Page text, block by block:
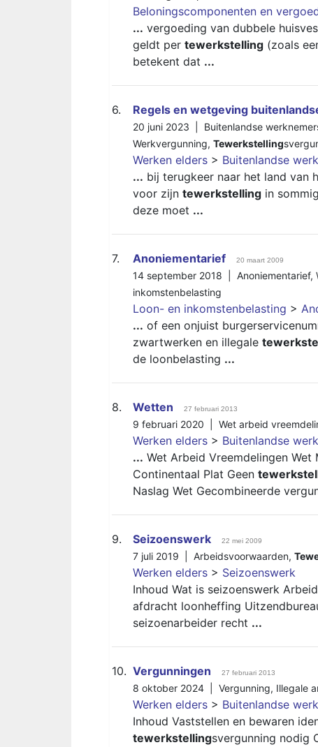
Beloningscomponenten en
... vergoeding van dubbele
geldt per tewerkstelling (zoals
betekent dat ...
6. Regels en wetgeving
20 juni 2023 | Buitenlandse
Werkvergunning, Tewerkstelling
Werken elders > Buitenlandse
... bij terugkeer naar het land van
voor zijn tewerkstelling in
deze moet ...
7. Anoniementarief 20 maart 2009
14 september 2018 | Anoniementarief,
inkomstenbelasting
Loon- en inkomstenbelasting >
... of een onjuist
zwartwerken en illegale
de loonbelasting ...
8. Wetten 27 februari 2013
9 februari 2020 | Wet arbeid
Werken elders > Buitenlandse
... Wet Arbeid Vreemdelingen
Continentaal Plat Geen
Naslag Wet Gecombineerde
9. Seizoenswerk 22 mei 2009
7 juli 2019 | Arbeidsvoorwaarden,
Werken elders > Seizoenswerk
Inhoud ​Wat is seizoenswerk
afdracht loonheffing
seizoenarbeider recht ...
10. Vergunningen 27 februari 2013
8 oktober 2024 | Vergunning, Illegale
Werken elders > Buitenlandse
Inhoud Vaststellen en bewaren
tewerkstellingsvergunning nodig